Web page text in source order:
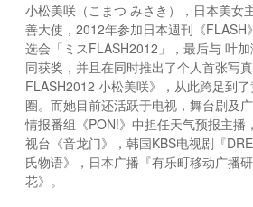
小松美咲（こまつ みさき），日本美女
善大使，2012年参加日本週刊《FLASH
选会「ミスFLASH2012」，最后与 叶
同获奖，并且在同时推出了个人首张写
FLASH2012 小松美咲》，从此跨足到
圈。而她目前还活跃于电视，舞台剧及
情报番组《PON!》中担任天气预报主播
视台《音龙门》，韩国KBS电视剧『
氏物语》，日本广播『有乐町移动广播
花》。